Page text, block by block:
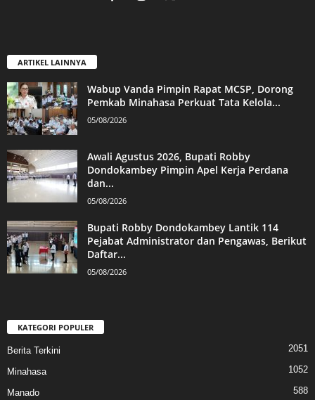
ARTIKEL LAINNYA
Wabup Vanda Pimpin Rapat MCSP, Dorong
Pemkab Minahasa Perkuat Tata Kelola...
05/08/2026
Awali Agustus 2026, Bupati Robby
Dondokambey Pimpin Apel Kerja Perdana
dan...
05/08/2026
Bupati Robby Dondokambey Lantik 114
Pejabat Administrator dan Pengawas, Berikut
Daftar...
05/08/2026
KATEGORI POPULER
Berita Terkini 2051
Minahasa 1052
Manado 588